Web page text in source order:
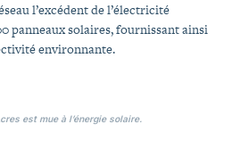
l’excédent de l’électricité
panneaux solaires, fournissant ainsi
environnante.
est mue à l’énergie solaire.